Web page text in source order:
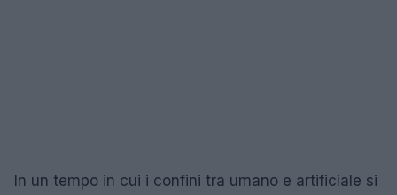
In un tempo in cui i confini tra umano e artificiale si